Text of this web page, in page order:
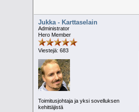
Jukka - Karttaselain
Administrator
Hero Member
Viestejä: 683
Toimitusjohtaja ja yksi sovelluksen
kehittäjistä